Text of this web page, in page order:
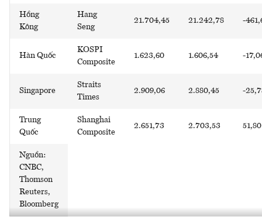
Hồng
Kông
Hang
Seng
21.704,45 21.242,78 -
Hàn Quốc
KOSPI
Composite
1.623,60 1.606,54 -
Singapore
Straits
Times
2.909,06 2.880,45 -
Trung
Quốc
Shanghai
Composite
2.651,73 2.703,53 51,80
Nguồn:
CNBC,
Thomson
Reuters,
Bloomberg